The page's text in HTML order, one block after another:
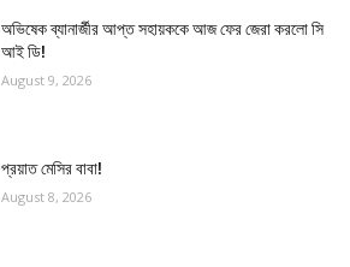
অভিষেক ব্যানার্জীর আপ্ত সহায়ককে আজ ফের জেরা করলো সি
আই ডি!
August 9, 2026
প্রয়াত মেসির বাবা!
August 8, 2026